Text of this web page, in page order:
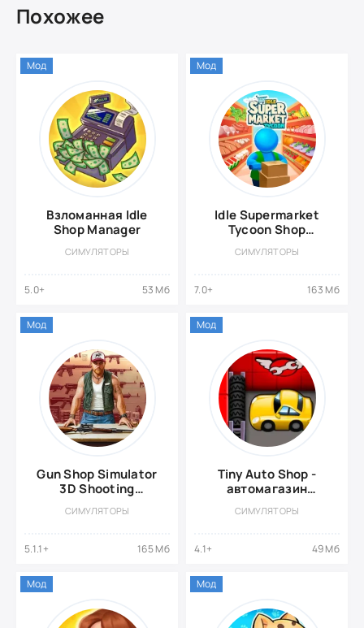
Похожее
Взломанная Idle
Shop Manager
СИМУЛЯТОРЫ
5.0+ 53 Мб
Мод
Idle Supermarket
Tycoon Shop
денег}
СИМУЛЯТОРЫ
7.0+ 163 Мб
Мод
Gun Shop Simulator
3D Shooting
денег}
СИМУЛЯТОРЫ
5.1.1+ 165 Мб
Мод
Tiny Auto Shop -
автомагазин
денег}
СИМУЛЯТОРЫ
4.1+ 49 Мб
Мод
Мод Мод